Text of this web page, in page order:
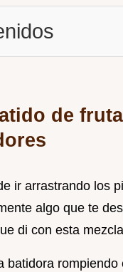
de
ir arrastrando los
algo que te
di con esta
batidora